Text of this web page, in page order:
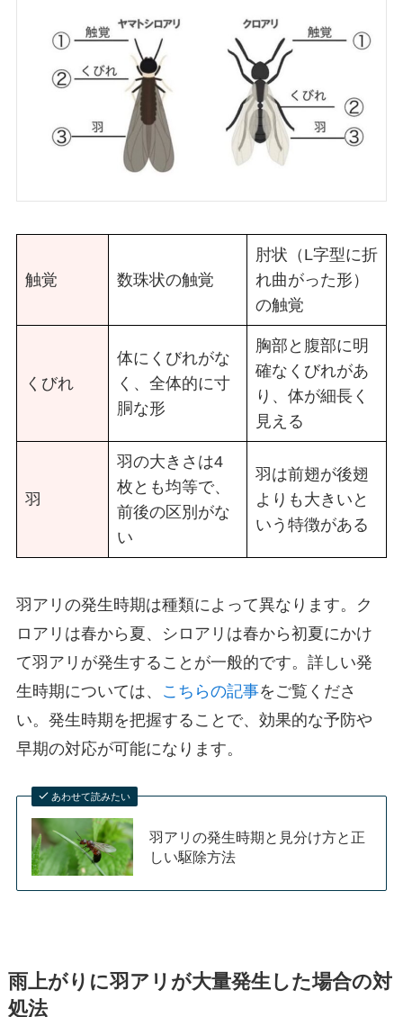
触覚 数珠状の触覚
肘状（L字型に折
れ曲がった形）
の触覚
くびれ
体にくびれがな
く、全体的に寸
胴な形
胸部と腹部に明
確なくびれがあ
り、体が細長く
見える
羽
羽の大きさは4
枚とも均等で、
前後の区別がな
い
羽は前翅が後翅
よりも大きいと
いう特徴がある
羽アリの発生時期は種類によって異なります。ク
ロアリは春から夏、シロアリは春から初夏にかけ
て羽アリが発生することが一般的です。詳しい発
生時期については、
こちらの記事をご覧くださ
い。発生時期を把握することで、効果的な予防や
早期の対応が可能になります。
あわせて読みたい
羽アリの発生時期と見分け方と正
しい駆除方法
雨上がりに羽アリが大量発生した場合の対
処法